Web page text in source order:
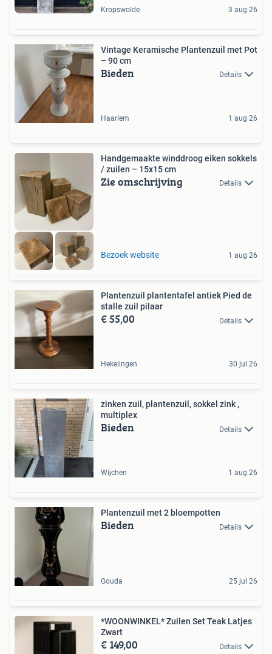
Kropswolde 3 aug 26
Vintage Keramische Plantenzuil met Pot
– 90 cm
Bieden Details
Haarlem 1 aug 26
Handgemaakte winddroog eiken sokkels
/ zuilen – 15x15 cm
Zie omschrijving Details
Bezoek website 1 aug 26
Plantenzuil plantentafel antiek Pied de
stalle zuil pilaar
€ 55,00 Details
Hekelingen 30 jul 26
zinken zuil, plantenzuil, sokkel zink ,
multiplex
Bieden Details
Wijchen 1 aug 26
Plantenzuil met 2 bloempotten
Bieden Details
Gouda 25 jul 26
*WOONWINKEL* Zuilen Set Teak Latjes
Zwart
€ 149,00 Details